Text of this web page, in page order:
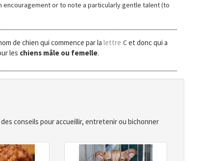
encouragement or to note a particularly gentle talent (to
de chien qui commence par la lettre Cet donc qui a
les chiens mâle ou femelle.
conseils pour accueillir, entretenir ou bichonner